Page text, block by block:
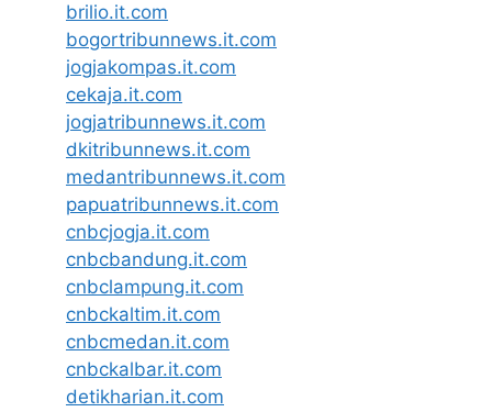
brilio.it.com
bogortribunnews.it.com
jogjakompas.it.com
cekaja.it.com
jogjatribunnews.it.com
dkitribunnews.it.com
medantribunnews.it.com
papuatribunnews.it.com
cnbcjogja.it.com
cnbcbandung.it.com
cnbclampung.it.com
cnbckaltim.it.com
cnbcmedan.it.com
cnbckalbar.it.com
detikharian.it.com